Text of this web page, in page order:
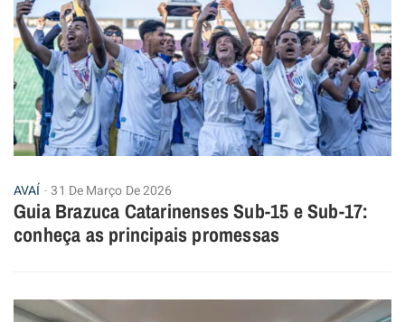
AVAÍ 31 De Março De 2026
Guia Brazuca Catarinenses Sub-15 e Sub-17:
conheça as principais promessas